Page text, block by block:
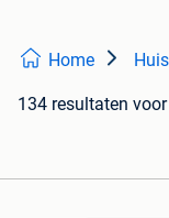
Home
134 resultaten